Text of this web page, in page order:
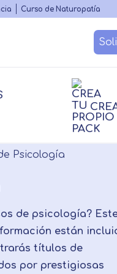
Curso de Naturopatía
Becas y
no sanitario
Psicología
de psicología?
están
títulos de
por prestigiosas